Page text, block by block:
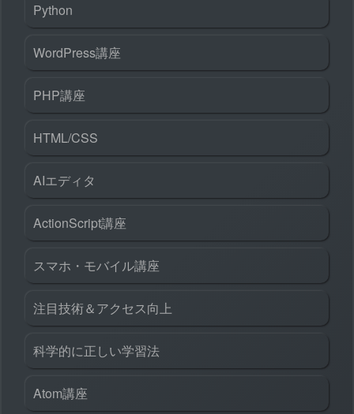
Python
WordPress講座
PHP講座
HTML/CSS
AIエディタ
ActionScript講座
スマホ・モバイル講座
注目技術＆アクセス向上
科学的に正しい学習法
Atom講座